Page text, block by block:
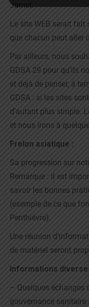
Jamet.
Le site WEB serait fait
que chacun peut aller
Par ailleurs, nous
GDSA 29 pour qu’ils
et déjà de penser, à
GDSA : si les sites
d’autant plus simple.
et nous irons à
Frelon asiatique :
Sa progression sur
Remarque : il est
savoir les bonnes
(exemple de ce que
Penthièvre).
Une réunion
de matériel seront
Informations
– Quelques échanges
gouvernance